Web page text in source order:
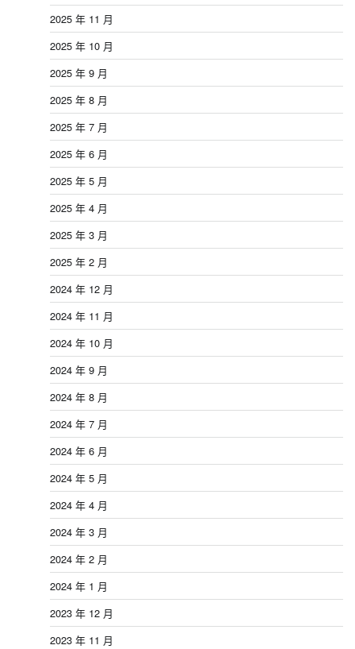
2025 年 11 月
2025 年 10 月
2025 年 9 月
2025 年 8 月
2025 年 7 月
2025 年 6 月
2025 年 5 月
2025 年 4 月
2025 年 3 月
2025 年 2 月
2024 年 12 月
2024 年 11 月
2024 年 10 月
2024 年 9 月
2024 年 8 月
2024 年 7 月
2024 年 6 月
2024 年 5 月
2024 年 4 月
2024 年 3 月
2024 年 2 月
2024 年 1 月
2023 年 12 月
2023 年 11 月